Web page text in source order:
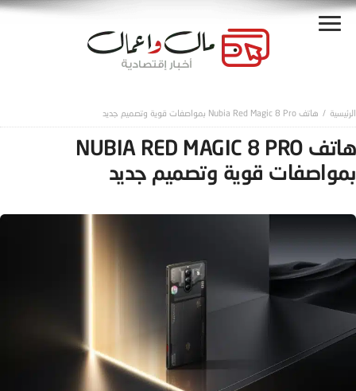
هاتف Nubia Red Magic 8 Pro بمواصفات قوية وتصميم جديد
هاتف NUBIA RED MAGIC 8 PRO
بمواصفات قوية وتصميم جديد